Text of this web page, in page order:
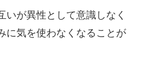
いが異性として意識しなく
に気を使わなくなることが